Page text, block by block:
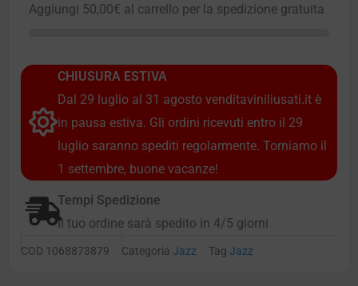
Aggiungi 50,00€ al carrello per la spedizione gratuita
CHIUSURA ESTIVA
Dal 29 luglio al 31 agosto venditaviniliusati.it è
in pausa estiva. Gli ordini ricevuti entro il 29
luglio saranno spediti regolarmente. Torniamo il
1 settembre, buone vacanze!
Tempi Spedizione
Il tuo ordine sarà spedito in 4/5 giorni
COD 1068873879 Categoria Jazz Tag Jazz